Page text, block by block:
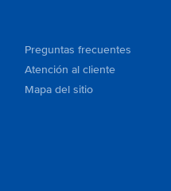
Preguntas frecuentes
Atención al cliente
Mapa del sitio